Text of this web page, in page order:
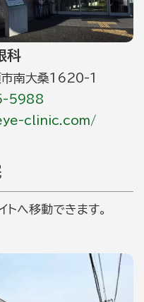
科
市南大桑1620-1
5988
clinic.com/
トへ移動できます。